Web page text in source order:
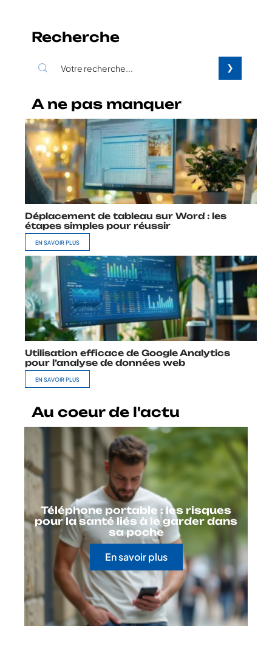
Recherche
A ne pas manquer
Déplacement de tableau sur Word : les
étapes simples pour réussir
EN SAVOIR PLUS
Utilisation efficace de Google Analytics
pour l’analyse de données web
EN SAVOIR PLUS
Au coeur de l'actu
Téléphone portable : les risques
pour la santé liés à le garder dans
sa poche
En savoir plus